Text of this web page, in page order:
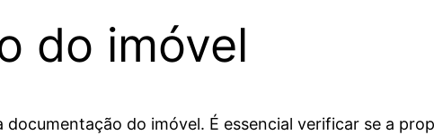
do imóvel
do imóvel. É essencial verificar se a